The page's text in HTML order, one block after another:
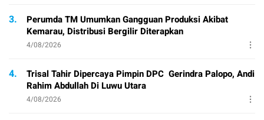
3.
Perumda TM Umumkan Gangguan Produksi Akibat
Kemarau, Distribusi Bergilir Diterapkan
4/08/2026
4.
Trisal Tahir Dipercaya Pimpin DPC Gerindra Palopo, Andi
Rahim Abdullah Di Luwu Utara
4/08/2026